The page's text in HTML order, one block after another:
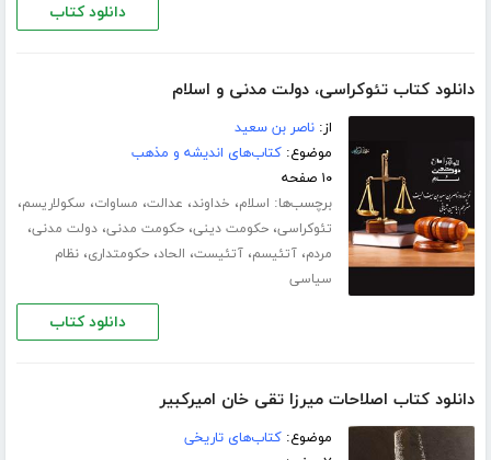
دانلود کتاب
دانلود کتاب تئوکراسی، دولت مدنی و اسلام
از:ناصر بن سعید
موضوع:کتاب‌های اندیشه و مذهب
۱۰ صفحه
برچسب‌ها: اسلام، خداوند، عدالت، مساوات، سکولاریسم،
تئوکراسی،حکومت دینی،حکومت مدنی،دولت مدنی،
مردم،آتئیسم،آتئیست، الحاد،حکومتداری،نظام
سیاسی
دانلود کتاب
دانلود کتاب اصلاحات میرزا تقی خان امیرکبیر
موضوع:کتاب‌های تاریخی